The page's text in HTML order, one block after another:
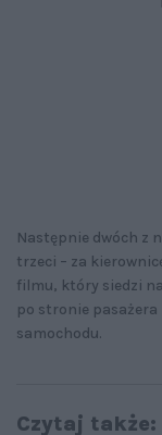
Następnie dwóch z
trzeci – za
filmu, który siedzi
po stronie
samochodu.
Czytaj także: